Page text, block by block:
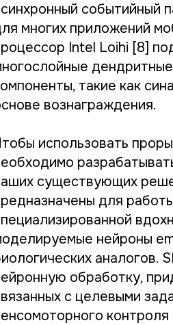
событийный
многих приложений
Intel Loihi [8]
такие как
вознаграждения.
использовать
существующих
для
нейроны
аналогов.
обработку,
с целевыми